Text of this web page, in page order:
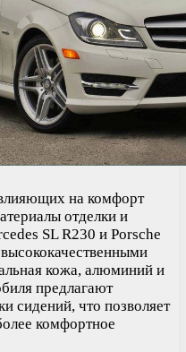
на комфорт
отделки и
SL R230 и Porsche
кожа, алюминий и
предлагают
сидений, что позволяет
комфортное